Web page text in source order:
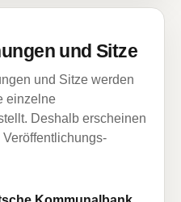
und Sitze
und Sitze werden
einzelne
Deshalb erscheinen